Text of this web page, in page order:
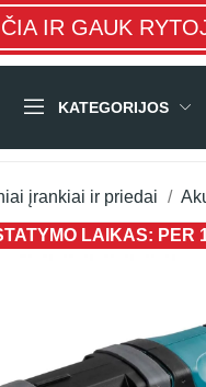
IR GAUK
KATEGORIJOS
įrankiai ir priedai
LAIKAS: PER